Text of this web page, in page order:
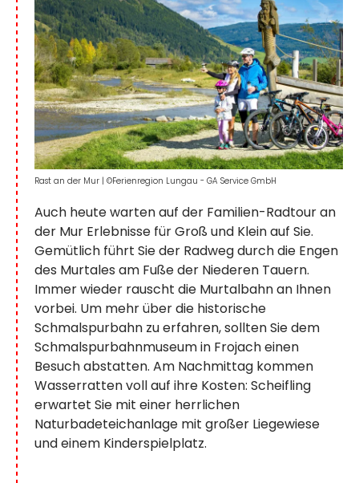
Auch heute warten auf der Familien-Radtour an
der Mur Erlebnisse für Groß und Klein auf Sie.
Gemütlich führt Sie der Radweg durch die Engen
des Murtales am Fuße der Niederen Tauern.
Immer wieder rauscht die Murtalbahn an Ihnen
vorbei. Um mehr über die historische
Schmalspurbahn zu erfahren, sollten Sie dem
Schmalspurbahnmuseum in Frojach einen
Besuch abstatten. Am Nachmittag kommen
Wasserratten voll auf ihre Kosten: Scheifling
erwartet Sie mit einer herrlichen
Naturbadeteichanlage mit großer Liegewiese
und einem Kinderspielplatz.
Rast an der Mur | ©Ferienregion Lungau - GA Service GmbH